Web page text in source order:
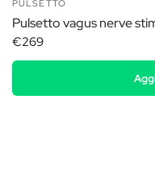
PULSETTO
Pulsetto vagus nerve
€269